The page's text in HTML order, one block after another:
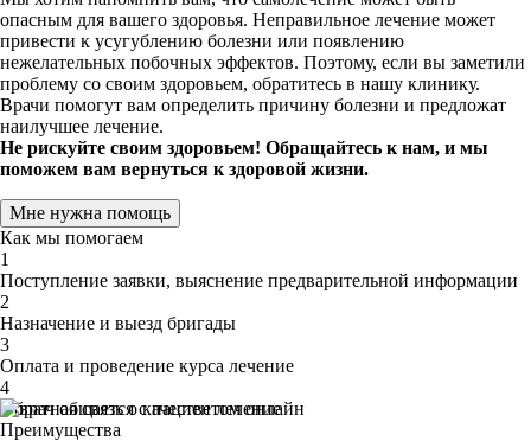
опасным для вашего здоровья. Неправильное лечение может
привести к усугублению болезни или появлению
нежелательных побочных эффектов. Поэтому, если вы заметили
проблему со своим здоровьем, обратитесь в нашу клинику.
Врачи помогут вам определить причину болезни и предложат
наилучшее лечение.
Не рискуйте своим здоровьем! Обращайтесь к нам, и мы
поможем вам вернуться к здоровой жизни.
Мне нужна помощь
Как мы помогаем
1
Поступление заявки, выяснение предварительной информации
2
Назначение и выезд бригады
3
Оплата и проведение курса лечение
4
Обратная связь о качестве лечение
Преимущества